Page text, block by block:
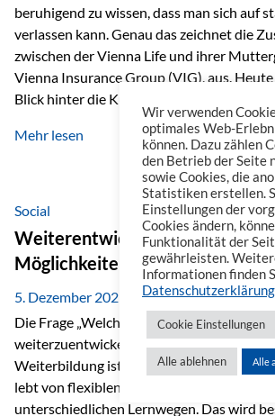
beruhigend zu wissen, dass man sich auf
verlassen kann. Genau das zeichnet die
zwischen der Vienna Life und ihrer
Vienna Insurance Group (VIG), aus.
Blick hinter die Kulissen auf eine
beeindruckender Geschichte,
einem stabilen Fundament. Ein starkes
Europa Die Vienna Insurance Group ist
Versicherungsgruppe in Zentral- und
50 Versicherungsgesellschaften in
verbindet sie regionale Stärke mit
Kompetenz.
Mehr lesen
Social
Weiterentwicklung im
Möglichkeiten es gibt
5. Dezember 2025
Die Frage „Welche Möglichkeiten gibt es,
weiterzuentwickeln?“ lässt sich heute
Weiterbildung ist längst kein starrer
lebt von flexiblen Formaten, individuellen
unterschiedlichen Lernwegen. Das wird
Wir verwenden
optimales Web-
können. Dazu zählen
den Betrieb der Seite
sowie Cookies, die
Statistiken erstellen.
Einstellungen der
Cookies ändern,
Funktionalität der
gewährleisten.
Informationen finden
Datenschutzerklärung
Cookie Einstellungen
Alle ablehnen Alle